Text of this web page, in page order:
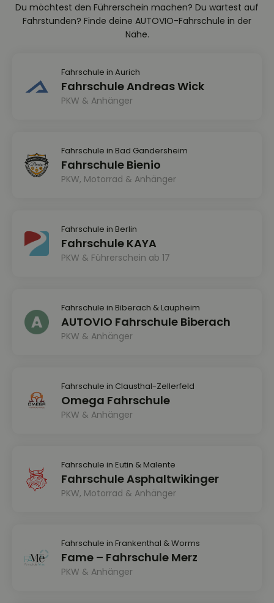
Du möchtest den Führerschein machen? Du wartest auf
Fahrstunden? Finde deine AUTOVIO-Fahrschule in der
Nähe.
Fahrschule in Aurich
Fahrschule Andreas Wick
PKW & Anhänger
Fahrschule in Bad Gandersheim
Fahrschule Bienio
PKW, Motorrad & Anhänger
Fahrschule in Berlin
Fahrschule KAYA
PKW & Führerschein ab 17
Fahrschule in Biberach & Laupheim
AUTOVIO Fahrschule Biberach
PKW & Anhänger
Fahrschule in Clausthal-Zellerfeld
Omega Fahrschule
PKW & Anhänger
Fahrschule in Eutin & Malente
Fahrschule Asphaltwikinger
PKW, Motorrad & Anhänger
Fahrschule in Frankenthal & Worms
Fame – Fahrschule Merz
PKW & Anhänger